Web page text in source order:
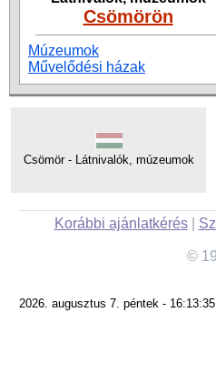
Csömörön
Múzeumok
Művelődési házak
Csömör - Látnivalók, múzeumok
Korábbi ajánlatkérés|
©
2026. augusztus 7. péntek - 16:13:35